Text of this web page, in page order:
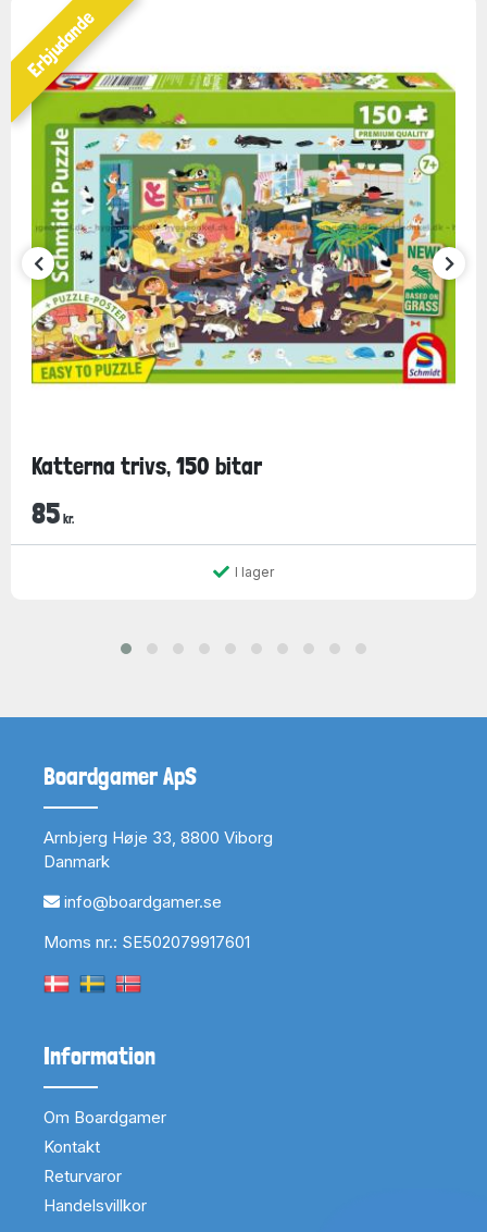
Erbjudande
Katterna trivs, 150 bitar
85 kr.
I lager
Boardgamer ApS
Arnbjerg Høje 33, 8800 Viborg
Danmark
info@boardgamer.se
Moms nr.: SE502079917601
Information
Om Boardgamer
Kontakt
Returvaror
Handelsvillkor